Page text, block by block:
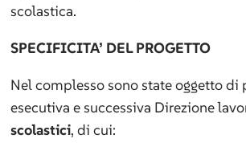
scolastica.
SPECIFICITA’ DEL PROGETTO
Nel complesso sono state oggetto di
esecutiva e successiva Direzione
scolastici, di cui: